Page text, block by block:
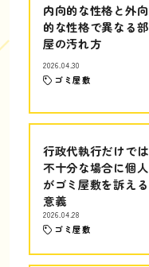
内向的な性格と外向
的な性格で異なる部
屋の汚れ方
2026.04.30
ゴミ屋敷
行政代執行だけでは
不十分な場合に個人
がゴミ屋敷を訴える
意義
2026.04.28
ゴミ屋敷